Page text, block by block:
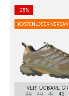
VERFÜGBARE
39
40 41 42
-25%
KOSTENLOSER